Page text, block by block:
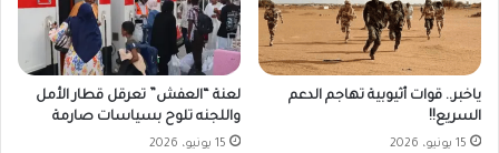
ياخبر.. قوات أثيوبية تهاجم الدعم
السريع!!
15 يونيو، 2026
لعنة “العفش” تعرقل قطار الأمل
واللجنه تلوح بسياسات صارمة
15 يونيو، 2026